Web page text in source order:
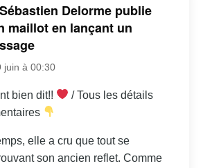
Delorme publie
maillot en lançant un
juin à 00:30
bien dit!!
/ Tous les détails
elle a cru que tout se
son ancien reflet. Comme